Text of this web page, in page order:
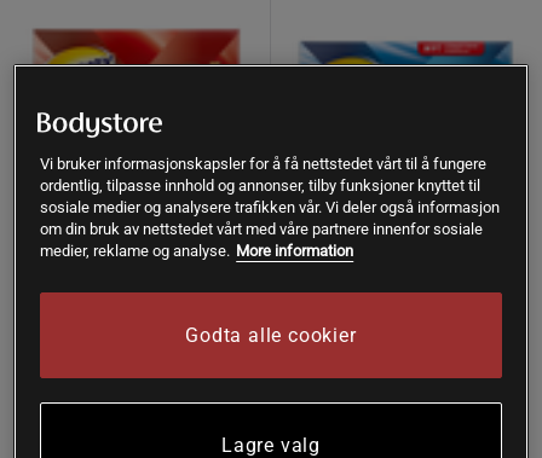
Ginseng Energikur, 60
tabletter
1 anmeldelser
Kjøp
Daglig Energi Med Ginseng 90
tabletter
1 anmeldelser
Kjøp
Vi bruker informasjonskapsler for å få nettstedet vårt til å fungere
ordentlig, tilpasse innhold og annonser, tilby funksjoner knyttet til
sosiale medier og analysere trafikken vår. Vi deler også informasjon
om din bruk av nettstedet vårt med våre partnere innenfor sosiale
medier, reklame og analyse. More information
Godta alle cookier
Lagre valg